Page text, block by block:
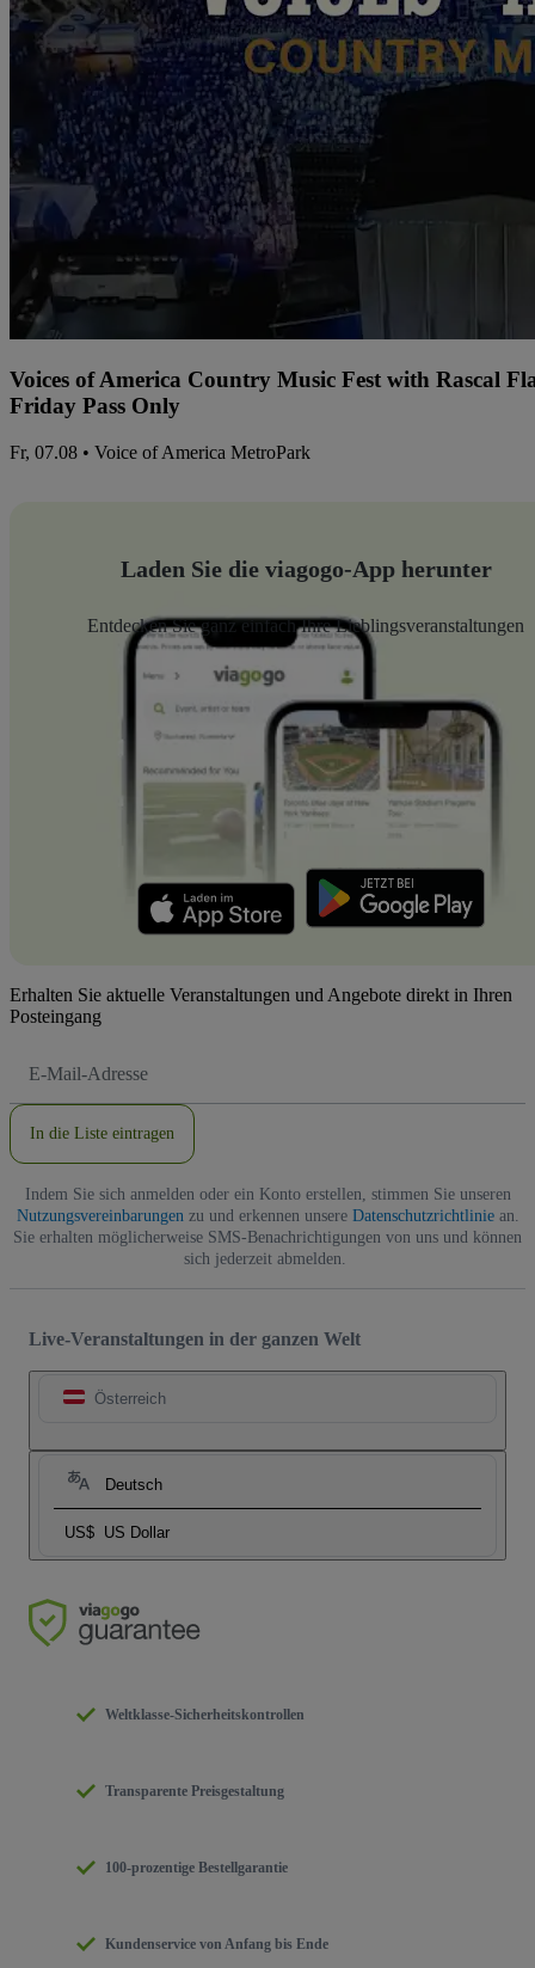
Voices of America Country Music Fest with Rascal
Friday Pass Only
Fr, 07.08 • Voice of America MetroPark
Laden Sie die viagogo-App herunter
Entdecken Sie ganz einfach Ihre Lieblingsveranstaltungen
Erhalten Sie aktuelle Veranstaltungen und Angebote direkt in Ihren
Posteingang
Mail-
In die Liste eintragen
Indem Sie sich anmelden oder ein Konto erstellen, stimmen Sie unseren
Nutzungsvereinbarungen zu und erkennen unsere Datenschutzrichtliniean.
Sie erhalten möglicherweise SMS-Benachrichtigungen von uns und können
sich jederzeit abmelden.
Live-Veranstaltungen in der ganzen Welt
Österreich
Deutsch
US$ US Dollar
Weltklasse-Sicherheitskontrollen
Transparente Preisgestaltung
100-prozentige Bestellgarantie
Kundenservice von Anfang bis Ende